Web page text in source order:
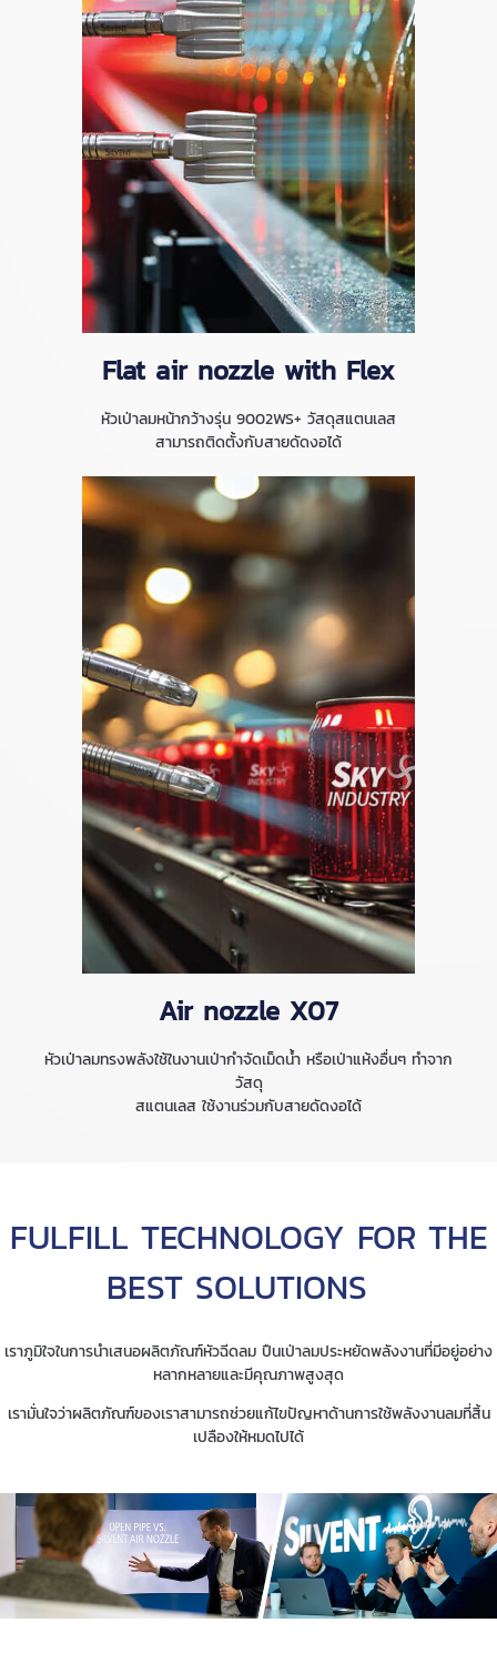
Flat air nozzle with Flex
หัวเป่าลมหน้ากว้างรุ่น 9002WS+ วัสดุสแตนเลส
สามารถติดตั้งกับสายดัดงอได้
Air nozzle X07
หัวเป่าลมทรงพลังใช้ในงานเป่ากำจัดเม็ดน้ำ หรือเป่าแห้งอื่นๆ ทำจาก
วัสดุ
สแตนเลส ใช้งานร่วมกับสายดัดงอได้
FULFILL TECHNOLOGY FOR THE
BEST SOLUTIONS
เราภูมิใจในการนำเสนอผลิตภัณฑ์หัวฉีดลม ปืนเป่าลมประหยัดพลังงานที่มีอยู่อย่าง
หลากหลายและมีคุณภาพสูงสุด
เรามั่นใจว่าผลิตภัณฑ์ของเราสามารถช่วยแก้ไขปัญหาด้านการใช้พลังงานลมที่สิ้น
เปลืองให้หมดไปได้